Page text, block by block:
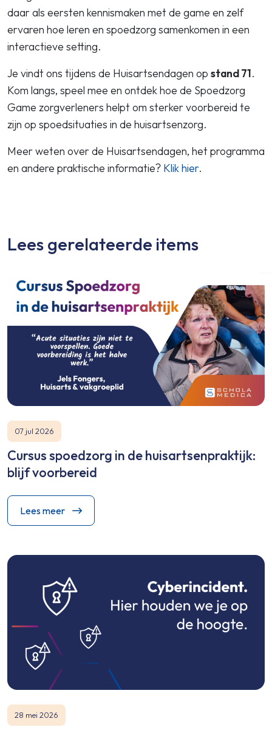
daar als eersten kennismaken met de game en zelf
ervaren hoe leren en spoedzorg samenkomen in een
interactieve setting.
Je vindt ons tijdens de Huisartsendagen op stand 71.
Kom langs, speel mee en ontdek hoe de Spoedzorg
Game zorgverleners helpt om sterker voorbereid te
zijn op spoedsituaties in de huisartsenzorg.
Meer weten over de Huisartsendagen, het programma
en andere praktische informatie? Klik hier.
Lees gerelateerde items
07 jul 2026
Cursus spoedzorg in de huisartsenpraktijk:
blijf voorbereid
Lees meer
28 mei 2026